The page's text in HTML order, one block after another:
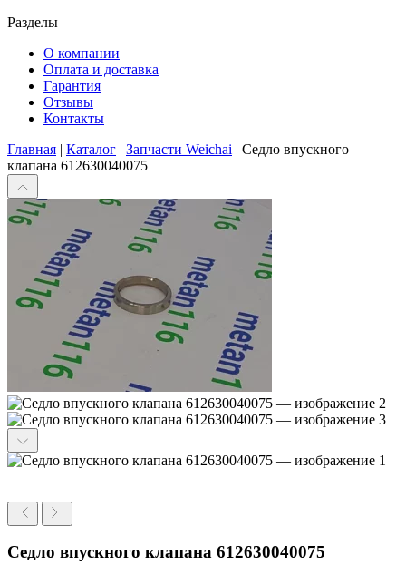
Разделы
О компании
Оплата и доставка
Гарантия
Отзывы
Контакты
Главная | Каталог | Запчасти Weichai | Седло впускного
клапана 612630040075
Седло впускного клапана 612630040075